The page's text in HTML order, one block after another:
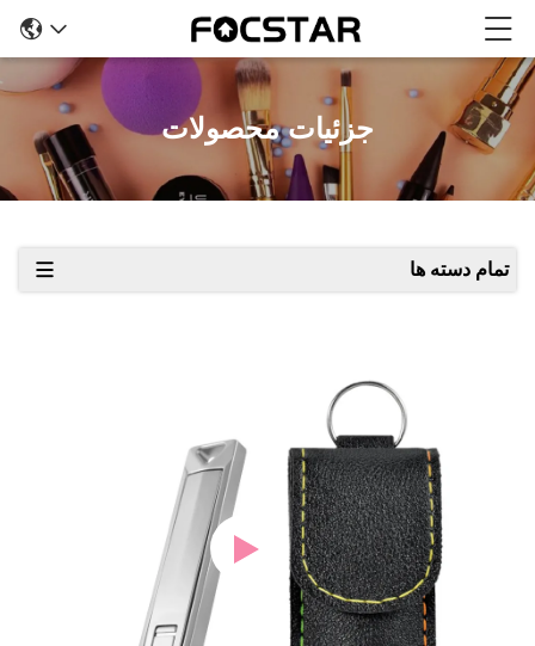
جزئیات محصولات
تمام دسته ها